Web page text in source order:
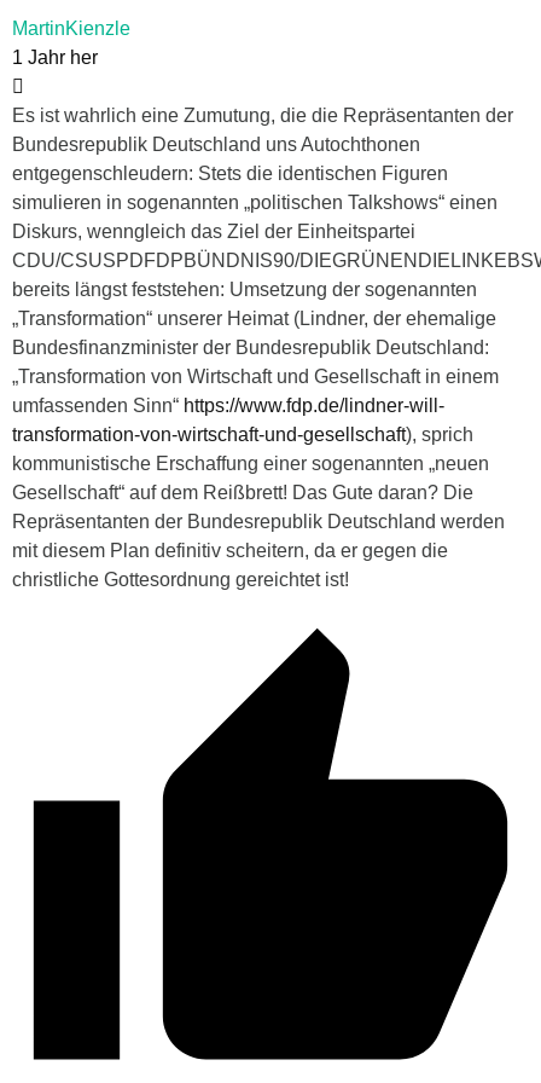
MartinKienzle
1 Jahr her
Es ist wahrlich eine Zumutung, die die Repräsentanten der
Bundesrepublik Deutschland uns Autochthonen
entgegenschleudern: Stets die identischen Figuren
simulieren in sogenannten „politischen Talkshows“ einen
Diskurs, wenngleich das Ziel der Einheitspartei
CDU/CSUSPDFDPBÜNDNIS90/
bereits längst feststehen: Umsetzung der sogenannten
„Transformation“ unserer Heimat (Lindner, der ehemalige
Bundesfinanzminister der Bundesrepublik Deutschland:
„Transformation von Wirtschaft und Gesellschaft in einem
umfassenden Sinn“ https://www.fdp.de/lindner-will-
transformation-von-wirtschaft-und-gesellschaft), sprich
kommunistische Erschaffung einer sogenannten „neuen
Gesellschaft“ auf dem Reißbrett! Das Gute daran? Die
Repräsentanten der Bundesrepublik Deutschland werden
mit diesem Plan definitiv scheitern, da er gegen die
christliche Gottesordnung gereichtet ist!